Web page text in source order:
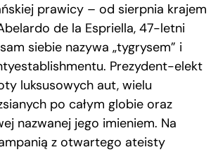
prawicy – od sierpnia krajem
de la Espriella, 47-letni
siebie nazywa „tygrysem” i
Prezydent-elekt
luksusowych aut, wielu
po całym globie oraz
nazwanej jego imieniem. Na
z otwartego ateisty